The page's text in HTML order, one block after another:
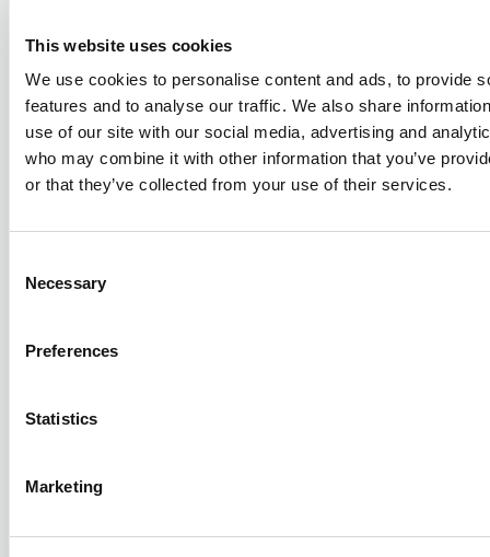
This website uses cookies
We use cookies to personalise content and ads, to provide
features and to analyse our traffic. We also share
use of our site with our social media, advertising and
who may combine it with other information that you’ve
or that they’ve collected from your use of their services.
Selection
Necessary
Preferences
Statistics
Marketing
Comparte este artículo
Artículos destacados